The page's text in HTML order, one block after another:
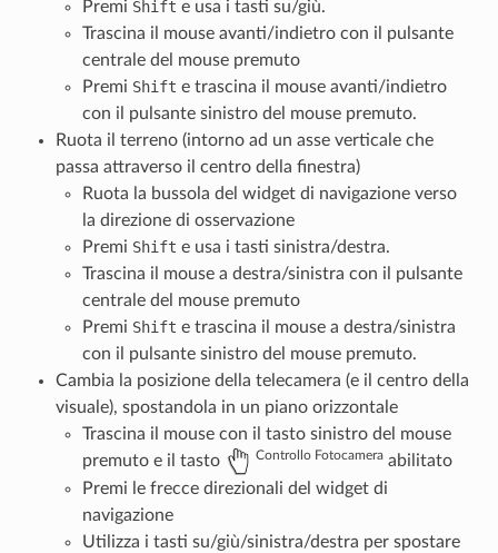
Premi Shift e usa i tasti su/giù.
Trascina il mouse avanti/indietro con il pulsante
centrale del mouse premuto
Premi Shift e trascina il mouse avanti/indietro
con il pulsante sinistro del mouse premuto.
Ruota il terreno (intorno ad un asse verticale che
passa attraverso il centro della finestra)
Ruota la bussola del widget di navigazione verso
la direzione di osservazione
Premi Shift e usa i tasti sinistra/destra.
Trascina il mouse a destra/sinistra con il pulsante
centrale del mouse premuto
Premi Shift e trascina il mouse a destra/sinistra
con il pulsante sinistro del mouse premuto.
Cambia la posizione della telecamera (e il centro della
visuale), spostandola in un piano orizzontale
Trascina il mouse con il tasto sinistro del mouse
premuto e il tasto
Controllo Fotocameraabilitato
Premi le frecce direzionali del widget di
navigazione
Utilizza i tasti su/giù/sinistra/destra per spostare